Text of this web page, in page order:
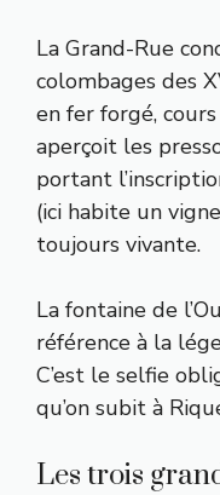
La Grand-Rue
colombages des
en fer forgé,
aperçoit les
portant
(ici habite un
toujours vivante.
La fontaine de
référence à la
C’est le selfie
qu’on subit à
Les trois